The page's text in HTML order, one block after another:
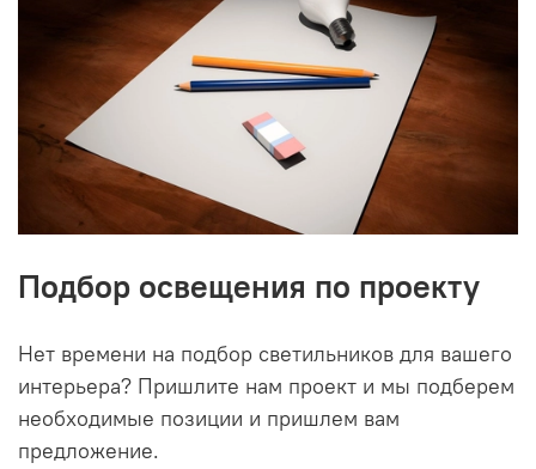
Подбор освещения по проекту
Нет времени на подбор светильников для вашего
интерьера? Пришлите нам проект и мы подберем
необходимые позиции и пришлем вам
предложение.